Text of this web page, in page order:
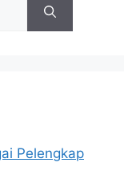
Pelengkap